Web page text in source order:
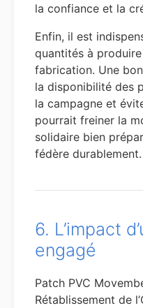
la confiance et la
Enfin, il est
quantités à
fabrication. Une
la disponibilité des
la campagne et
pourrait freiner la
solidaire bien
fédère durablement.
6. L’impact
engagé
Patch PVC
Rétablissement de